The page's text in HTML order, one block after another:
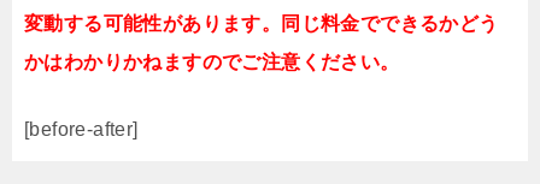
変動する可能性があります。同じ料金でできるかどう
かはわかりかねますのでご注意ください。
[before-after]